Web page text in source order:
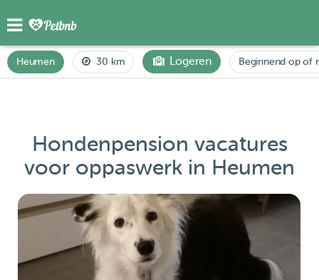
Heumen 30 km Logeren Beginnend op of
Hondenpension vacatures
voor oppaswerk in Heumen